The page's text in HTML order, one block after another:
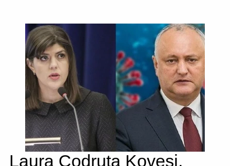
Laura Codruța Kovesi,